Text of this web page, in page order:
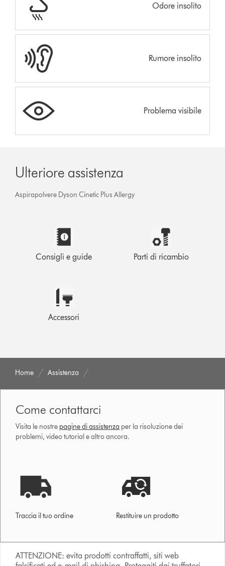
Odore insolito
Rumore insolito
Problema visibile
Ulteriore assistenza
Aspirapolvere Dyson Cinetic Plus Allergy
Consigli e guide Parti di ricambio
Accessori
Home Assistenza
Come contattarci
Visita le nostre pagine di assistenza per la risoluzione dei
problemi, video tutorial e altro ancora.
Traccia il tuo ordine Restituire un prodotto
ATTENZIONE: evita prodotti contraffatti, siti web